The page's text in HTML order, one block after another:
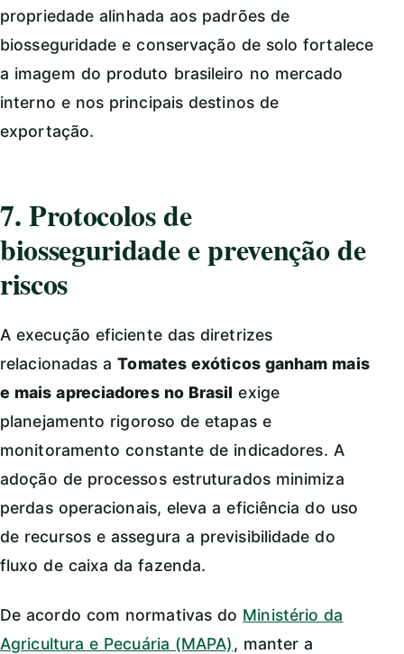
propriedade alinhada aos padrões de
biosseguridade e conservação de solo fortalece
a imagem do produto brasileiro no mercado
interno e nos principais destinos de
exportação.
7. Protocolos de
biosseguridade e prevenção de
riscos
A execução eficiente das diretrizes
relacionadas aTomates exóticos ganham mais
e mais apreciadores no Brasil exige
planejamento rigoroso de etapas e
monitoramento constante de indicadores. A
adoção de processos estruturados minimiza
perdas operacionais, eleva a eficiência do uso
de recursos e assegura a previsibilidade do
fluxo de caixa da fazenda.
De acordo com normativas do Ministério da
Agricultura e Pecuária (MAPA), manter a